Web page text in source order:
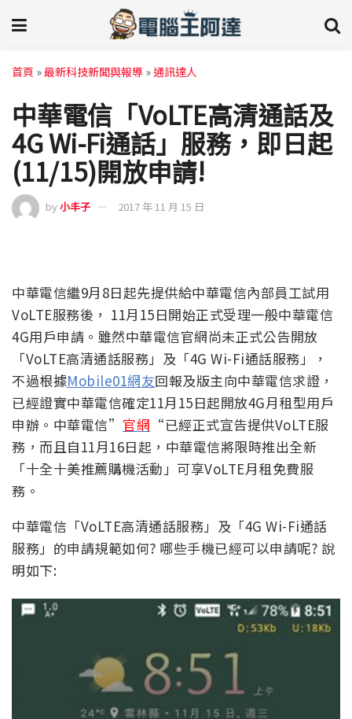
首頁 »最新科技新聞與報導 »通訊達人
中華電信「VoLTE高清通話及
4G Wi-Fi通話」服務，即日起
(11/15)開放申請!
by小丰子 2017 年 11 月 15 日
中華電信繼9月8日起先提供給中華電信內部員工試用
VoLTE服務後， 11月15日開始正式受理一般中華電信
4G用戶申請。雖然中華電信官網尚未正式公告開放
「VoLTE高清通話服務」及「4G Wi-Fi通話服務」，
不過根據Mobile01網友回報及版主向中華電信求證，
已經證實中華電信確定11月15日起開放4G月租型用戶
申辦。中華電信” 官網 “已經正式宣告提供VoLTE服
務，而且自11月16日起，中華電信將限時推出全新
「十全十美推薦購機活動」可享VoLTE月租免費服
務。
中華電信「VoLTE高清通話服務」及「4G Wi-Fi通話
服務」的申請規範如何? 哪些手機已經可以申請呢? 說
明如下: